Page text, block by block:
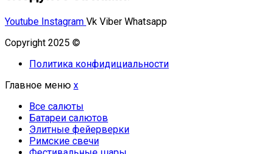
Youtube Instagram Vk Viber Whatsapp
Copyright 2025 ©
Политика конфидициальности
Главное меню x
Все салюты
Батареи салютов
Элитные фейерверки
Римские свечи